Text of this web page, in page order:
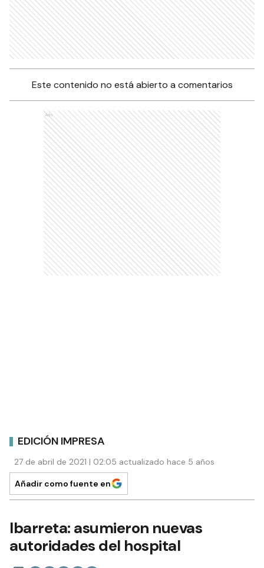
Este contenido no está abierto a comentarios
Ads
EDICIÓN IMPRESA
27 de abril de 2021 | 02:05 actualizado hace 5 años
Añadir como fuente en
Ibarreta: asumieron nuevas
autoridades del hospital